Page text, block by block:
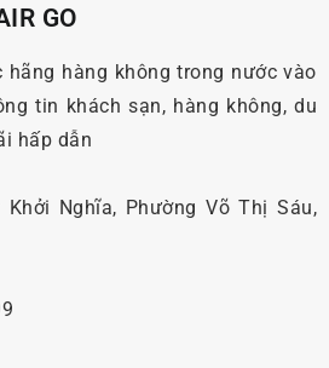
GO
hàng không trong nước vào
tin khách sạn, hàng không, du
hấp dẫn
Khởi Nghĩa, Phường Võ Thị Sáu,